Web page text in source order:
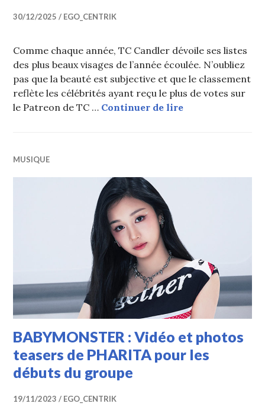
30/12/2025 EGO_CENTRIK
Comme chaque année, TC Candler dévoile ses listes
des plus beaux visages de l’année écoulée. N’oubliez
pas que la beauté est subjective et que le classement
reflète les célébrités ayant reçu le plus de votes sur
le Patreon de TC … Continuer de lireROSÉ N°1 ;
MUSIQUE
BABYMONSTER : Vidéo et photos
teasers de PHARITA pour les
débuts du groupe
19/11/2023 EGO_CENTRIK